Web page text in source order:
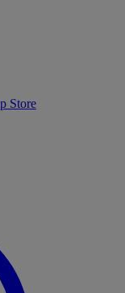
Store